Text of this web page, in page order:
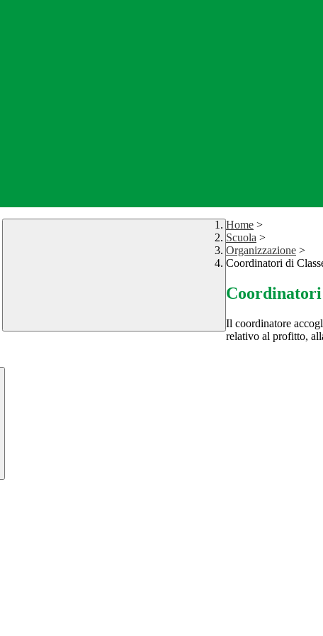
Home >
Scuola >
Organizzazione >
Coordinatori di
Coordinatori
Il coordinatore
relativo al profitto,